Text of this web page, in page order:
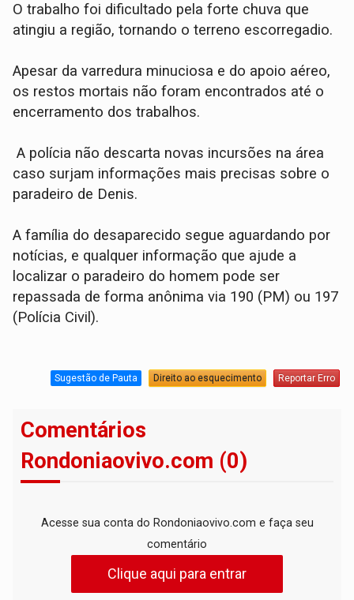
O trabalho foi dificultado pela forte chuva que
atingiu a região, tornando o terreno escorregadio.
​Apesar da varredura minuciosa e do apoio aéreo,
os restos mortais não foram encontrados até o
encerramento dos trabalhos.
A polícia não descarta novas incursões na área
caso surjam informações mais precisas sobre o
paradeiro de Denis.
​A família do desaparecido segue aguardando por
notícias, e qualquer informação que ajude a
localizar o paradeiro do homem pode ser
repassada de forma anônima via 190 (PM) ou 197
(Polícia Civil).
Sugestão de Pauta Direito ao esquecimento Reportar Erro
Comentários
Rondoniaovivo.com (0)
Acesse sua conta do Rondoniaovivo.com e faça seu
comentário
Clique aqui para entrar